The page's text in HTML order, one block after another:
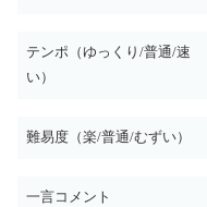
テンポ（ゆっくり/普通/速
い）
難易度（楽/普通/むずい）
一言コメント